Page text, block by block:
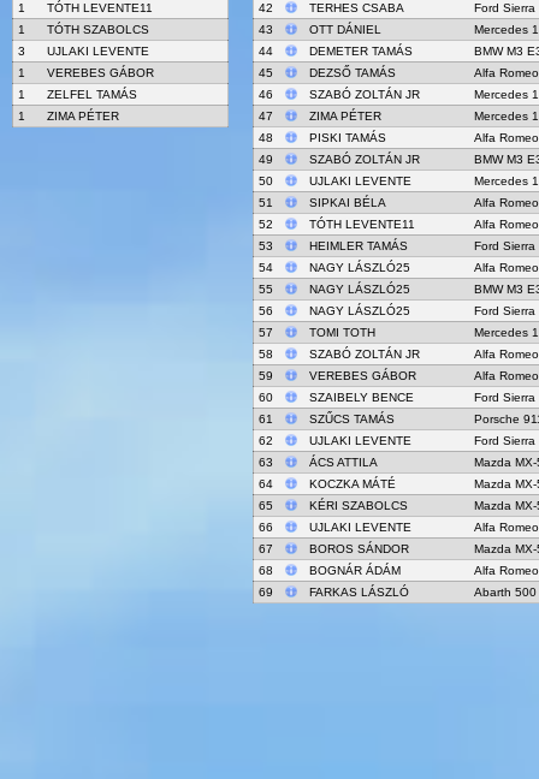
1
TÓTH LEVENTE11
1
TÓTH SZABOLCS
3
UJLAKI LEVENTE
1
VEREBES GÁBOR
1
ZELFEL TAMÁS
1
ZIMA PÉTER
42
TERHES CSABA
Ford Sierra
43
OTT DÁNIEL
Mercedes
44
DEMETER TAMÁS
BMW M3
45
DEZSŐ TAMÁS
Alfa
46
SZABÓ ZOLTÁN JR
Mercedes
47
ZIMA PÉTER
Mercedes
48
PISKI TAMÁS
Alfa
49
SZABÓ ZOLTÁN JR
BMW M3
50
UJLAKI LEVENTE
Mercedes
51
SIPKAI BÉLA
Alfa
52
TÓTH LEVENTE11
Alfa
53
HEIMLER TAMÁS
Ford Sierra
54
NAGY LÁSZLÓ25
Alfa
55
NAGY LÁSZLÓ25
BMW M3
56
NAGY LÁSZLÓ25
Ford Sierra
57
TOMI TOTH
Mercedes
58
SZABÓ ZOLTÁN JR
Alfa
59
VEREBES GÁBOR
Alfa
60
SZAIBELY BENCE
Ford Sierra
61
SZŰCS TAMÁS
Porsche
62
UJLAKI LEVENTE
Ford Sierra
63
ÁCS ATTILA
Mazda
64
KOCZKA MÁTÉ
Mazda
65
KÉRI SZABOLCS
Mazda
66
UJLAKI LEVENTE
Alfa
67
BOROS SÁNDOR
Mazda
68
BOGNÁR ÁDÁM
Alfa
69
FARKAS LÁSZLÓ Abarth 500